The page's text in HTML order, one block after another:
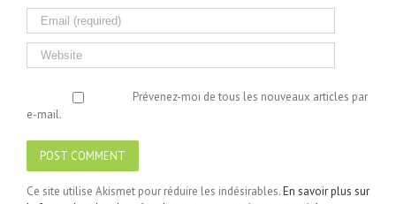
Prévenez-moi de tous les nouveaux articles par
e-mail.
Ce site utilise Akismet pour réduire les indésirables.En savoir plus sur